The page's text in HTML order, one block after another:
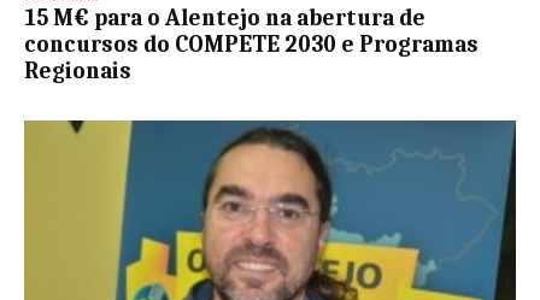
15 M€ para o Alentejo na abertura de
concursos do COMPETE 2030 e Programas
Regionais